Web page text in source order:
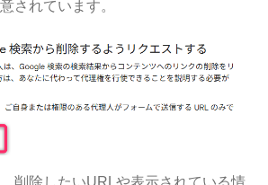
されています。
削除したいURLや表示されている情